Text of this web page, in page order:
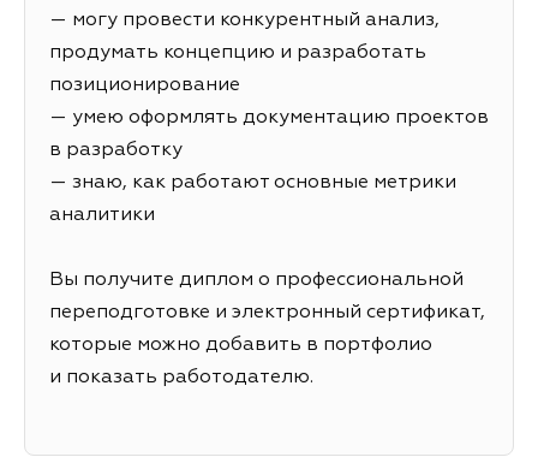
— могу провести конкурентный анализ,
продумать концепцию и разработать
позиционирование
— умею оформлять документацию проектов
в разработку
— знаю, как работают основные метрики
аналитики
Вы получите диплом о профессиональной
переподготовке и электронный сертификат,
которые можно добавить в портфолио
и показать работодателю.